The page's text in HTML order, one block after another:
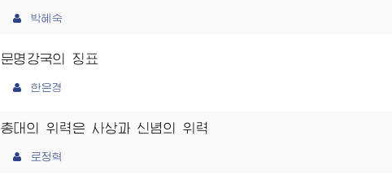
박혜숙
문명강국의 징표
한은경
총대의 위력은 사상과 신념의 위력
로정혁